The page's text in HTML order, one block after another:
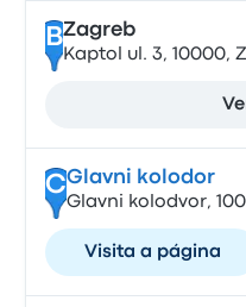
BZagreb
Kaptol ul. 3, 10000,
CGlavni kolodor
Glavni kolodvor,
Visita a página